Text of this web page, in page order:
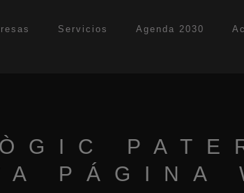
Servicios Agenda 2030
PÁGINA